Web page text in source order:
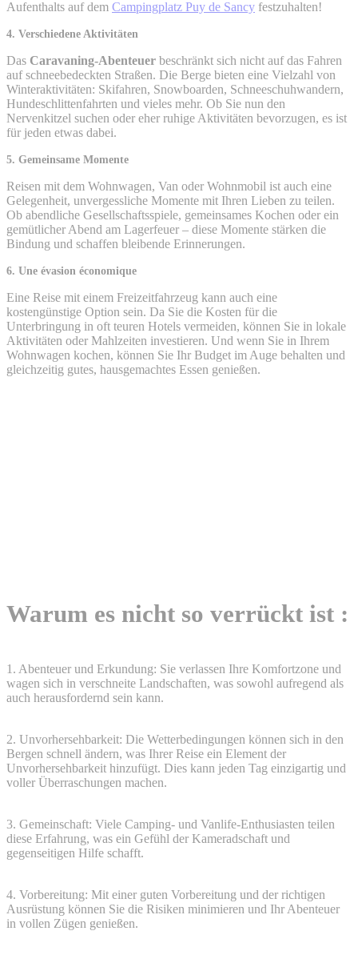
Aufenthalts auf dem Campingplatz Puy de Sancy festzuhalten!
4. Verschiedene Aktivitäten
Das Caravaning-Abenteuer beschränkt sich nicht auf das Fahren
auf schneebedeckten Straßen. Die Berge bieten eine Vielzahl von
Winteraktivitäten: Skifahren, Snowboarden, Schneeschuhwandern,
Hundeschlittenfahrten und vieles mehr. Ob Sie nun den
Nervenkitzel suchen oder eher ruhige Aktivitäten bevorzugen, es ist
für jeden etwas dabei.
5. Gemeinsame Momente
Reisen mit dem Wohnwagen, Van oder Wohnmobil ist auch eine
Gelegenheit, unvergessliche Momente mit Ihren Lieben zu teilen.
Ob abendliche Gesellschaftsspiele, gemeinsames Kochen oder ein
gemütlicher Abend am Lagerfeuer – diese Momente stärken die
Bindung und schaffen bleibende Erinnerungen.
6. Une évasion économique
Eine Reise mit einem Freizeitfahrzeug kann auch eine
kostengünstige Option sein. Da Sie die Kosten für die
Unterbringung in oft teuren Hotels vermeiden, können Sie in lokale
Aktivitäten oder Mahlzeiten investieren. Und wenn Sie in Ihrem
Wohnwagen kochen, können Sie Ihr Budget im Auge behalten und
gleichzeitig gutes, hausgemachtes Essen genießen.
Warum es nicht so verrückt ist :
1. Abenteuer und Erkundung: Sie verlassen Ihre Komfortzone und
wagen sich in verschneite Landschaften, was sowohl aufregend als
auch herausfordernd sein kann.
2. Unvorhersehbarkeit: Die Wetterbedingungen können sich in den
Bergen schnell ändern, was Ihrer Reise ein Element der
Unvorhersehbarkeit hinzufügt. Dies kann jeden Tag einzigartig und
voller Überraschungen machen.
3. Gemeinschaft: Viele Camping- und Vanlife-Enthusiasten teilen
diese Erfahrung, was ein Gefühl der Kameradschaft und
gegenseitigen Hilfe schafft.
4. Vorbereitung: Mit einer guten Vorbereitung und der richtigen
Ausrüstung können Sie die Risiken minimieren und Ihr Abenteuer
in vollen Zügen genießen.